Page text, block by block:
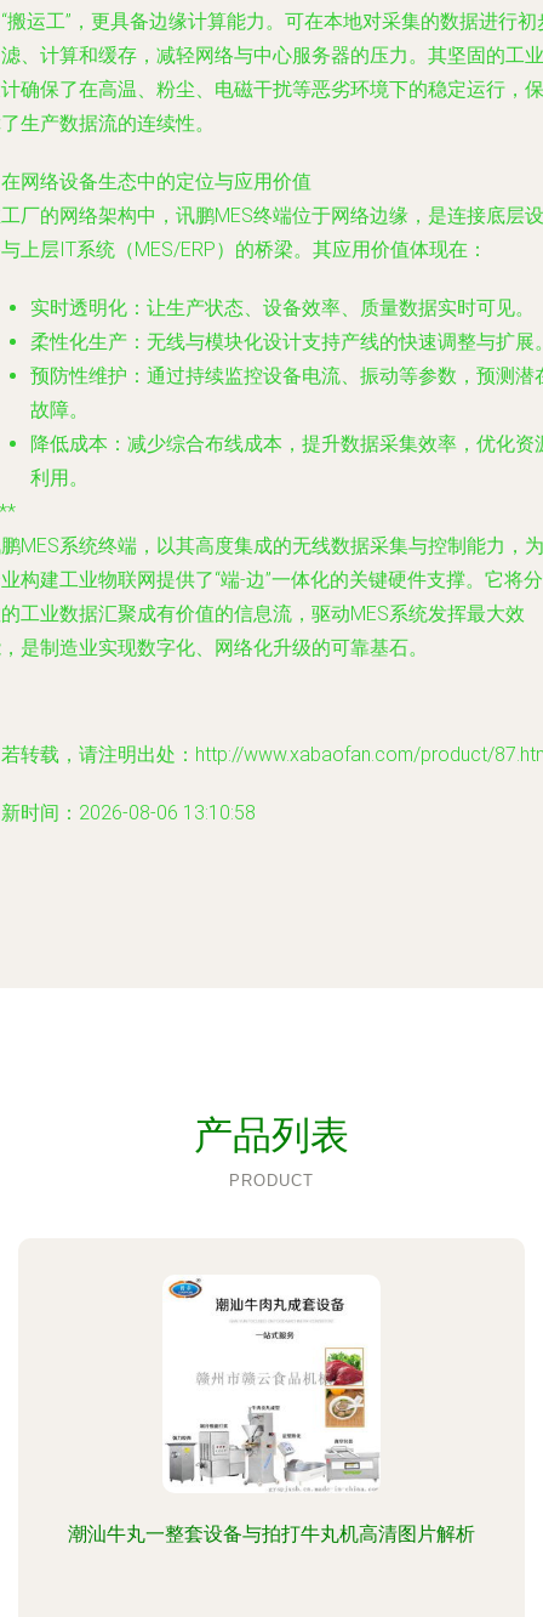
搬运工”，更具备边缘计算能力。可在本地对采集的数据进行初
、计算和缓存，减轻网络与中心服务器的压力。其坚固的工业
确保了在高温、粉尘、电磁干扰等恶劣环境下的稳定运行，保
生产数据流的连续性。
网络设备生态中的定位与应用价值
厂的网络架构中，讯鹏MES终端位于网络边缘，是连接底层设
上层IT系统（MES/ERP）的桥梁。其应用价值体现在：
实时透明化 ：让生产状态、设备效率、质量数据实时可见。
柔性化生产 ：无线与模块化设计支持产线的快速调整与扩展
预防性维护 ：通过持续监控设备电流、振动等参数，预测潜
故障。
降低成本 ：减少综合布线成本，提升数据采集效率，优化资
利用。
MES系统终端，以其高度集成的无线数据采集与控制能力，为
构建工业物联网提供了“端-边”一体化的关键硬件支撑。它将分
工业数据汇聚成有价值的信息流，驱动MES系统发挥最大效
是制造业实现数字化、网络化升级的可靠基石。
转载，请注明出处：http://www.xabaofan.com/product/
时间：2026-08-06 13:10:58
产品列表
PRODUCT
潮汕牛丸一整套设备与拍打牛丸机高清图片解析